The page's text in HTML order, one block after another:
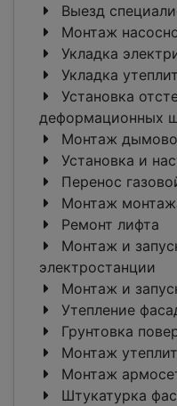
Выезд
Монтаж
Укладка
Укладка
Установка
деформационных
Монтаж
Установка и
Перенос
Монтаж
Ремонт лифта
Монтаж и
электростанции
Монтаж и
Утепление
Грунтовка
Монтаж
Монтаж
Штукатурка